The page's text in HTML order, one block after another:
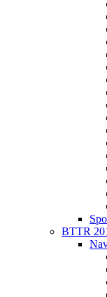
BTTR